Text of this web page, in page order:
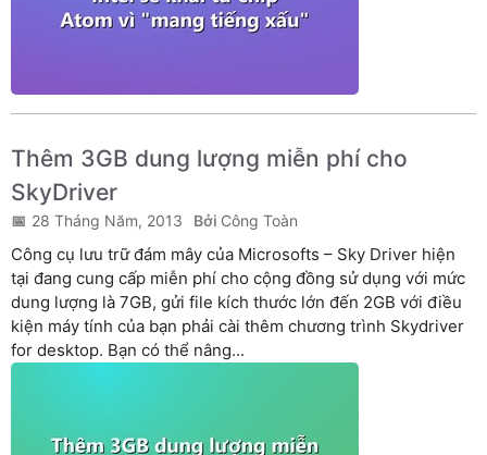
Thêm 3GB dung lượng miễn phí cho
SkyDriver
28 Tháng Năm, 2013 Công Toàn
Công cụ lưu trữ đám mây của Microsofts – Sky Driver hiện
tại đang cung cấp miễn phí cho cộng đồng sử dụng với mức
dung lượng là 7GB, gửi file kích thước lớn đến 2GB với điều
kiện máy tính của bạn phải cài thêm chương trình Skydriver
for desktop. Bạn có thể nâng...